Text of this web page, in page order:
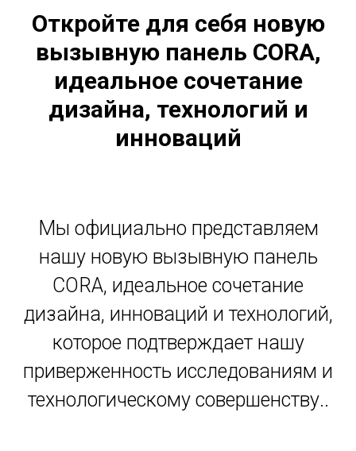
Откройте для себя новую
вызывную панель CORA,
идеальное сочетание
дизайна, технологий и
инноваций
Мы официально представляем
нашу новую вызывную панель
CORA, идеальное сочетание
дизайна, инноваций и технологий,
которое подтверждает нашу
приверженность исследованиям и
технологическому совершенству..